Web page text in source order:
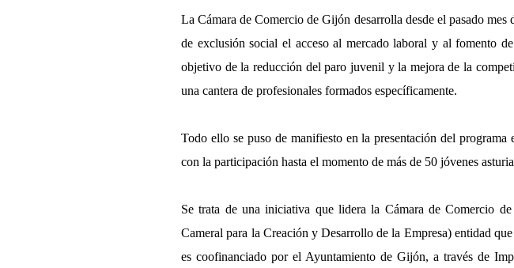
La Cámara de Comercio de Gijón desarrolla desde el pasado
de exclusión social el acceso al mercado laboral y al fomento
objetivo de la reducción del paro juvenil y la mejora de la
una cantera de profesionales formados específicamente.
Todo ello se puso de manifiesto en la presentación del
con la participación hasta el momento de más de 50 jóvenes
Se trata de una iniciativa que lidera la Cámara de Comercio
Cameral para la Creación y Desarrollo de la Empresa) entidad
es coofinanciado por el Ayuntamiento de Gijón, a través de